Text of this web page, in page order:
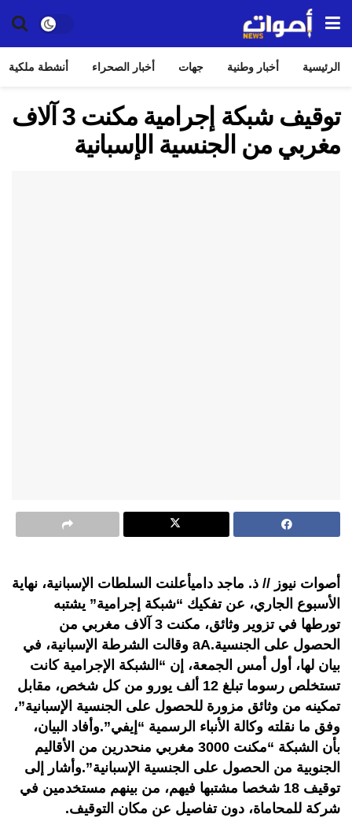
الرئيسية أخبار وطنية جهات أخبار الصحراء أنشطة ملكية
توقيف شبكة إجرامية مكنت 3 آلاف
مغربي من الجنسية الإسبانية
أصوات نيوز // ذ. ماجد داميأعلنت السلطات الإسبانية، نهاية
الأسبوع الجاري، عن تفكيك “شبكة إجرامية” يشتبه
تورطها في تزوير وثائق، مكنت 3 آلاف مغربي من
الحصول على الجنسية.aA وقالت الشرطة الإسبانية، في
بيان لها، أول أمس الجمعة، إن “الشبكة الإجرامية كانت
تستخلص رسوما تبلغ 12 ألف يورو من كل شخص، مقابل
تمكينه من وثائق مزورة للحصول على الجنسية الإسبانية”،
وفق ما نقلته وكالة الأنباء الرسمية “إيفي”.وأفاد البيان،
بأن الشبكة “مكنت 3000 مغربي منحدرين من الأقاليم
الجنوبية من الحصول على الجنسية الإسبانية”.وأشار إلى
توقيف 18 شخصا مشتبها فيهم، من بينهم مستخدمين في
شركة للمحاماة، دون تفاصيل عن مكان التوقيف.